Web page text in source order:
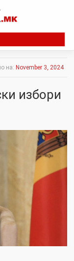
на: November 3, 2024
избори